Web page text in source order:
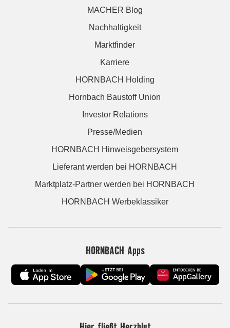
MACHER Blog
Nachhaltigkeit
Marktfinder
Karriere
HORNBACH Holding
Hornbach Baustoff Union
Investor Relations
Presse/Medien
HORNBACH Hinweisgebersystem
Lieferant werden bei HORNBACH
Marktplatz-Partner werden bei HORNBACH
HORNBACH Werbeklassiker
HORNBACH Apps